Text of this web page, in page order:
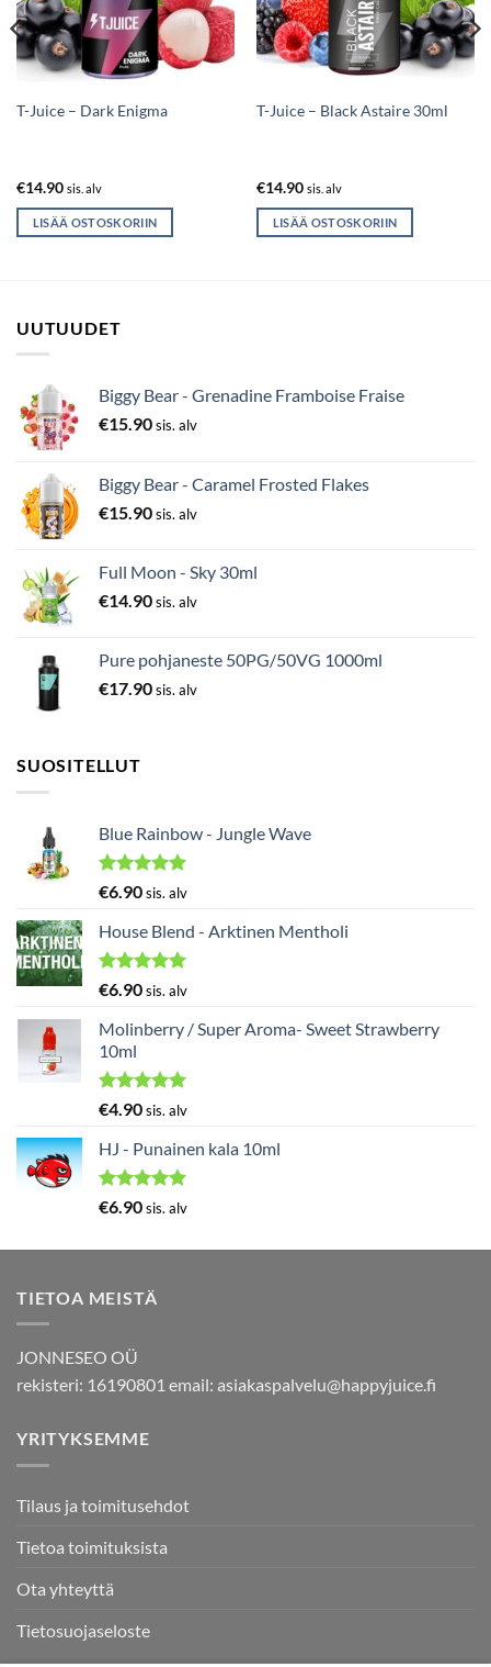
T-Juice – Dark Enigma
€14.90 sis. alv
LISÄÄ OSTOSKORIIN
T-Juice – Black Astaire 30ml
€14.90 sis. alv
LISÄÄ OSTOSKORIIN
UUTUUDET
Biggy Bear - Grenadine Framboise Fraise
€15.90sis. alv
Biggy Bear - Caramel Frosted Flakes
€15.90sis. alv
Full Moon - Sky 30ml
€14.90sis. alv
Pure pohjaneste 50PG/50VG 1000ml
€17.90sis. alv
SUOSITELLUT
Blue Rainbow - Jungle Wave
Arvostelu
5.00
/ 5
€6.90sis. alv
House Blend - Arktinen Mentholi
Arvostelu
5.00/ 5
€6.90sis. alv
Molinberry / Super Aroma- Sweet Strawberry
10ml
Arvostelu
5.00
/ 5
€4.90sis. alv
HJ - Punainen kala 10ml
Arvostelu
€6.90sis. alv
TIETOA MEISTÄ
JONNESEO OÜ
rekisteri: 16190801 email: asiakaspalvelu@happyjuice.fi
YRITYKSEMME
Tilaus ja toimitusehdot
Tietoa toimituksista
Ota yhteyttä
Tietosuojaseloste